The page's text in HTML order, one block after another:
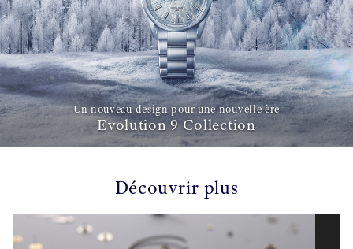
Un nouveau design pour une nouvelle ère
Evolution 9 Collection
Découvrir plus